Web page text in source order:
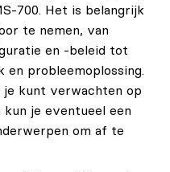
700. Het is belangrijk
te nemen, van
en -beleid tot
en probleemoplossing.
kunt verwachten op
kun je eventueel een
om af te